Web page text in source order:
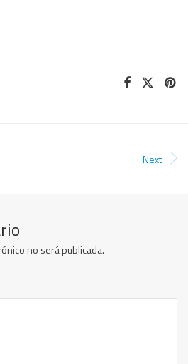
Next
no será publicada.